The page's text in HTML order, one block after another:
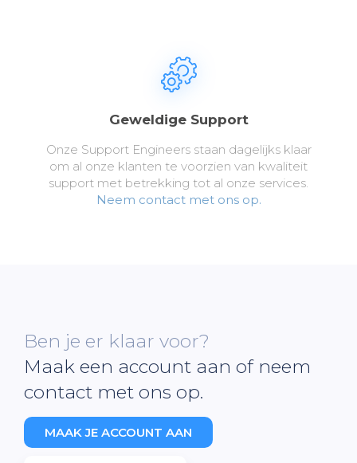
Geweldige Support
Onze Support Engineers staan dagelijks klaar
om al onze klanten te voorzien van kwaliteit
support met betrekking tot al onze services.
Neem contact met ons op.
Ben je er klaar voor?
Maak een account aan of neem
contact met ons op.
MAAK JE ACCOUNT AAN